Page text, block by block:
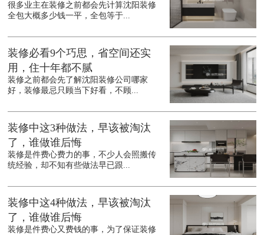
很多业主在装修之前都会先计算沈阳装修
全包大概多少钱一平，全包等于...
装修必看9个巧思，省空间还实
用，住十年都不腻
装修之前都会先了解沈阳装修公司哪家
好，装修最忌只顾当下好看，不顾...
装修中这3种做法，早该被淘汰
了，谁做谁后悔
装修是件费心费力的事，不少人会照搬传
统经验，却不知有些做法早已跟...
装修中这4种做法，早该被淘汰
了，谁做谁后悔
装修是件费心又费钱的事，为了保证装修